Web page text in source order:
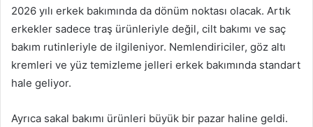
2026 yılı erkek bakımında da dönüm noktası olacak. Artık
erkekler sadece traş ürünleriyle değil, cilt bakımı ve saç
bakım rutinleriyle de ilgileniyor. Nemlendiriciler, göz altı
kremleri ve yüz temizleme jelleri erkek bakımında standart
hale geliyor.
Ayrıca sakal bakımı ürünleri büyük bir pazar haline geldi.